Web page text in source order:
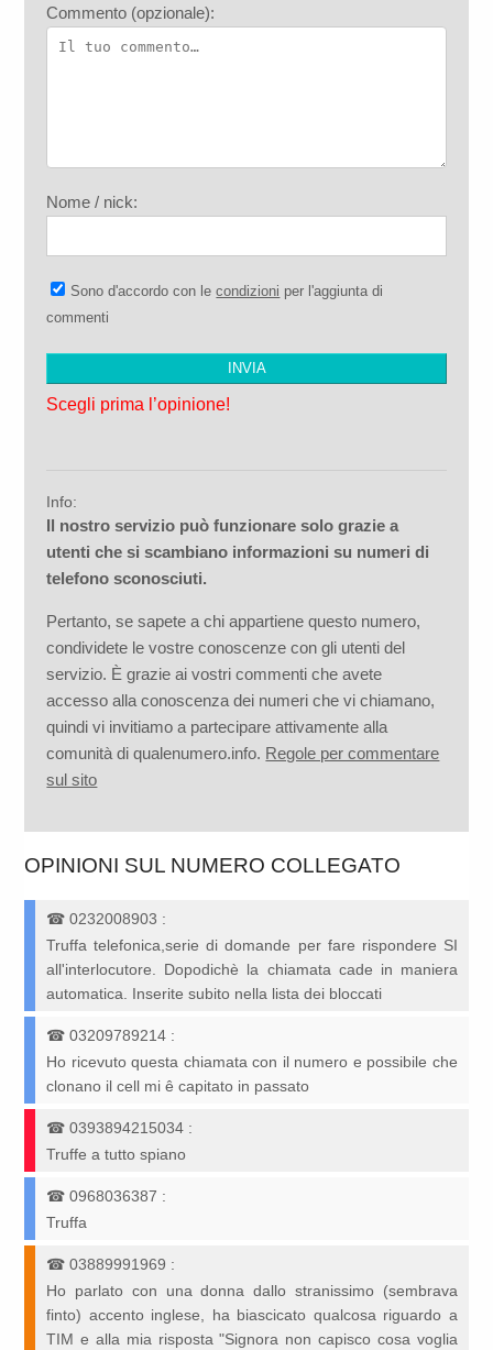
Commento (opzionale):
Nome / nick:
Sono d'accordo con lecondizioni per l'aggiunta di
commenti
Scegli prima l’opinione!
Info:
Il nostro servizio può funzionare solo grazie a
utenti che si scambiano informazioni su numeri di
telefono sconosciuti.
Pertanto, se sapete a chi appartiene questo numero,
condividete le vostre conoscenze con gli utenti del
servizio. È grazie ai vostri commenti che avete
accesso alla conoscenza dei numeri che vi chiamano,
quindi vi invitiamo a partecipare attivamente alla
comunità di qualenumero.info. Regole per commentare
sul sito
OPINIONI SUL NUMERO COLLEGATO
☎0232008903 :
Truffa telefonica,serie di domande per fare rispondere SI
all'interlocutore. Dopodichè la chiamata cade in maniera
automatica. Inserite subito nella lista dei bloccati
☎03209789214 :
Ho ricevuto questa chiamata con il numero e possibile che
clonano il cell mi ê capitato in passato
☎0393894215034 :
Truffe a tutto spiano
☎0968036387 :
Truffa
☎03889991969 :
Ho parlato con una donna dallo stranissimo (sembrava
finto) accento inglese, ha biascicato qualcosa riguardo a
TIM e alla mia risposta "Signora non capisco cosa voglia